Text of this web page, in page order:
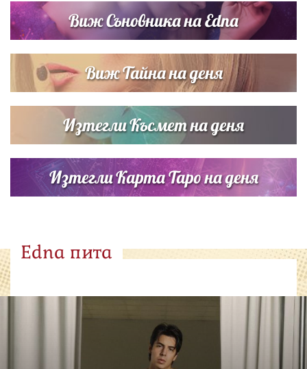
Виж Съновника на Edna
Виж Тайна на деня
Изтегли Късмет на деня
Изтегли Карта Таро на деня
Edna пита